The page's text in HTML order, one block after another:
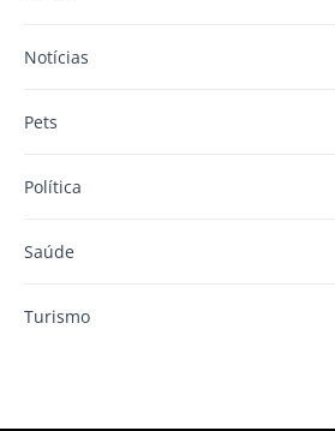
Notícias
Pets
Política
Saúde
Turismo